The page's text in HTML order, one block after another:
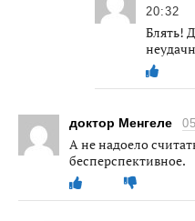
20:32
Блять!
доктор Менгеле
А не надоело
бесперспективное.